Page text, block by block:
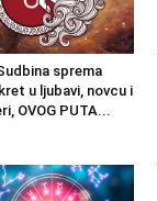
sprema
u ljubavi, novcu i
OVOG PUTA...